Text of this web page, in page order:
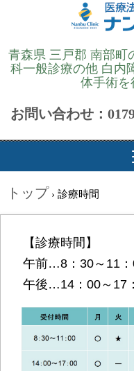
青森県 三戸郡 南部町
科一般診療の他 白内
体手術を
お問い合わせ：
トップ › 診療時間
【診療時間】
午前…8：30～11
午後…14：00～17